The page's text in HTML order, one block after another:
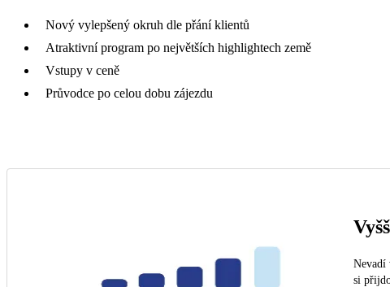
Nový vylepšený okruh dle přání klientů
Atraktivní program po největších highlightech země
Vstupy v ceně
Průvodce po celou dobu zájezdu
Nevadí
si